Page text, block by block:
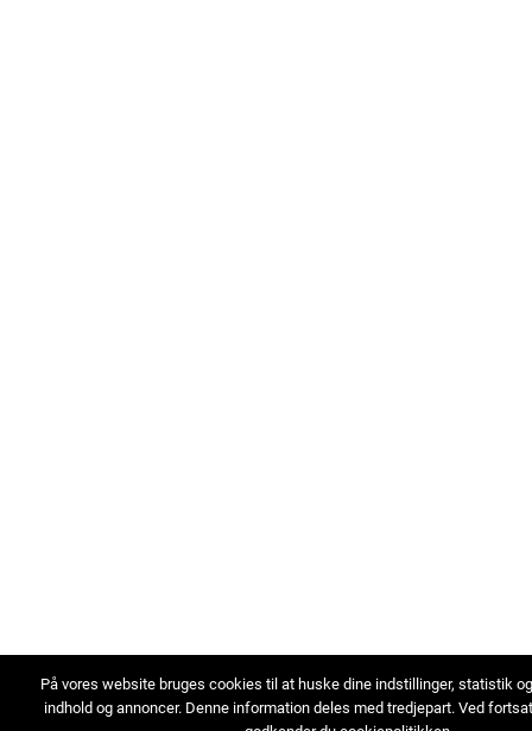
På vores website bruges cookies til at huske dine indstillinger, statistik
indhold og annoncer. Denne information deles med tredjepart. Ved